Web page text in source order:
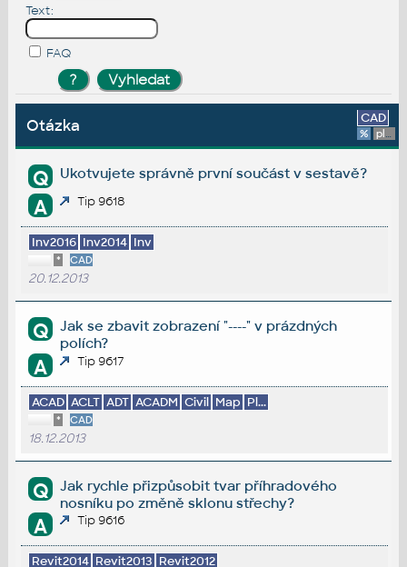
Text:
FAQ
Otázka CAD
% platforma
Q Ukotvujete správně první součást v sestavě?
A Tip 9618
Inv2016 Inv2014 Inv
* CAD
20.12.2013
Q
Jak se zbavit zobrazení "----" v prázdných
polích?
A Tip 9617
ACAD ACLT ADT ACADM Civil Map Pl...
* CAD
18.12.2013
Q
Jak rychle přizpůsobit tvar příhradového
nosníku po změně sklonu střechy?
A Tip 9616
Revit2014 Revit2013 Revit2012